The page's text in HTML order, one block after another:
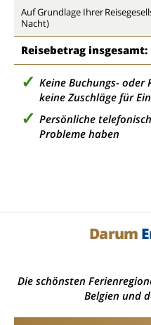
Auf Grundlage Ihrer
Nacht)
Reisebetrag insgesamt:
Keine Buchungs- oder
keine Zuschläge für
Persönliche
Probleme haben
Darum
Die schönsten
Belgien und